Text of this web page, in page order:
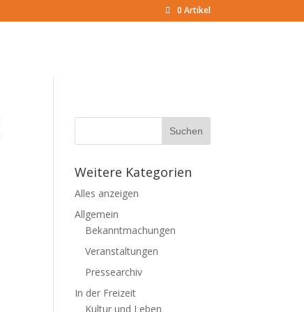
0 Artikel
Weitere Kategorien
Alles anzeigen
Allgemein
Bekanntmachungen
Veranstaltungen
Pressearchiv
In der Freizeit
Kultur und Leben